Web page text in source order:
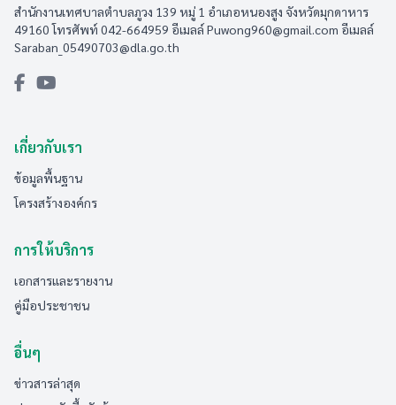
สำนักงานเทศบาลตำบลภูวง 139 หมู่ 1 อำเภอหนองสูง จังหวัดมุกดาหาร
49160 โทรศัพท์ 042-664959 อีเมลล์Puwong960@gmail.com อีเมลล์
Saraban_05490703@dla.go.th
เกี่ยวกับเรา
ข้อมูลพื้นฐาน
โครงสร้างองค์กร
การให้บริการ
เอกสารและรายงาน
คู่มือประชาชน
อื่นๆ
ข่าวสารล่าสุด